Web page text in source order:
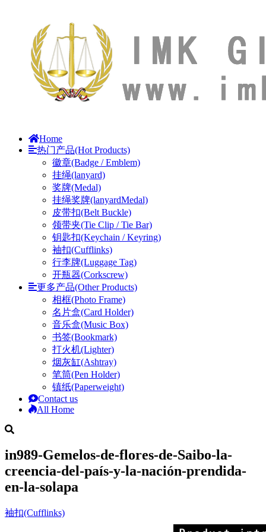
Home
热门产品(Hot Products)
徽章(Badge / Emblem)
挂绳(lanyard)
奖牌(Medal)
挂绳奖牌(lanyardMedal)
皮带扣(Belt Buckle)
领带夹(Tie Clip / Tie Bar)
钥匙扣(Keychain / Keyring)
袖扣(Cufflinks)
行李牌(Luggage Tag)
开瓶器(Corkscrew)
更多产品(Other Products)
相框(Photo Frame)
名片盒(Card Holder)
音乐盒(Music Box)
书签(Bookmark)
打火机(Lighter)
烟灰缸(Ashtray)
笔筒(Pen Holder)
镇纸(Paperweight)
Contact us
All Home
in989-Gemelos-de-flores-de-Saibo-la-
creencia-del-país-y-la-nación-prendida-
en-la-solapa
袖扣(Cufflinks)